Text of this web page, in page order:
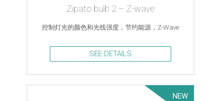
Zipato bulb 2 – Z-wave
控制灯光的颜色和光线强度，节约能源，Z-Wave
SEE DETAILS
NEW